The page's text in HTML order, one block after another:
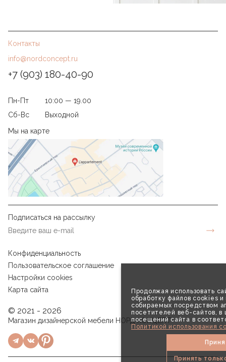
Продолжая использовать
обработку файлов cookies и
собираемых посредством
посетителей веб-сайтов, в
посещений сайта в
Политикой использования
Принять
Контакты
info@nordconcept.ru
+7 (903) 180-40-90
Пн-Пт
10:00 — 19.00
Сб-Вс
Выходной
Мы на карте
Подписаться на рассылку
Конфиденциальность
Пользовательское соглашение
Настройки cookies
Карта сайта
© 2021 - 2026
Магазин дизайнерской мебели НОРД КОНЦЕПТ